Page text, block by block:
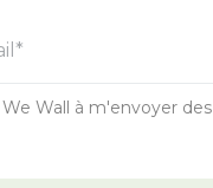
Wall à m'envoyer des